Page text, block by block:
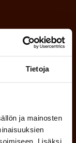
Tietoja
ja mainosten
a
k